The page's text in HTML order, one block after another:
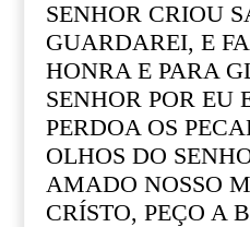
SENHOR CRIOU
GUARDAREI, E
HONRA E PARA
SENHOR POR
PERDOA OS
OLHOS DO
AMADO NOSSO
CRÍSTO, PEÇO A